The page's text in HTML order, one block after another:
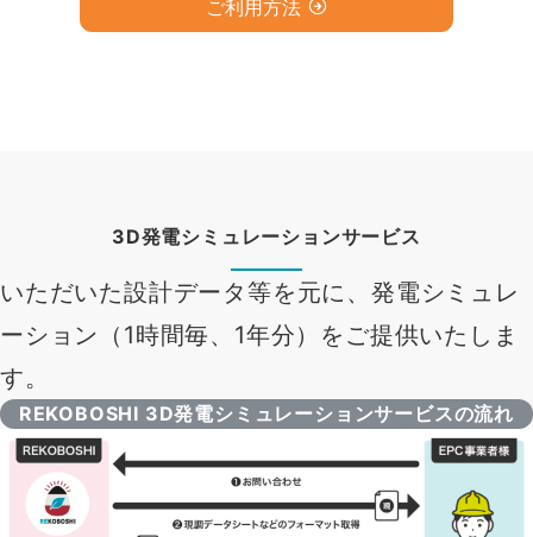
ご利用方法
3D発電シミュレーションサービス
いただいた設計データ等を元に、発電シミュレ
ーション（1時間毎、1年分）をご提供いたしま
す。
REKOBOSHI 3D発電シミュレーションサービスの流れ